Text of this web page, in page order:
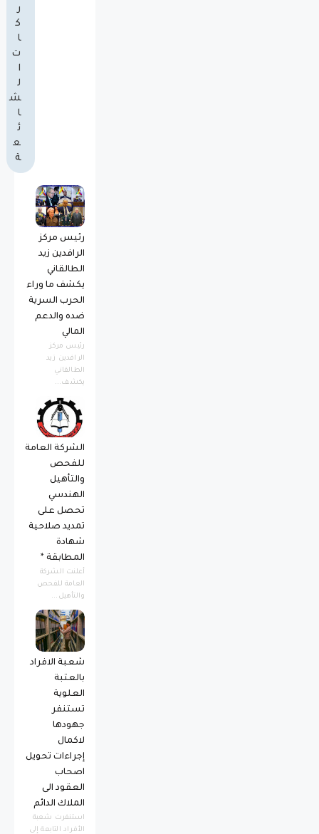
ر
ك
ا
ت
ا
ل
ش
ا
ئ
ع
ة
رئيس مركز
الرافدين زيد
الطالقاني
يكشف ما وراء
الحرب السرية
ضده والدعم
المالي
رئيس مركز
الرافدين زيد
الطالقاني
يكشف...
الشركة العامة
للفحص
والتأهيل
الهندسي
تحصل على
تمديد صلاحية
شهادة
المطابقة *
أعلنت الشركة
العامة للفحص
والتأهيل...
شعبة الافراد
بالعتبة
العلوية
تستنفر
جهودها
لاكمال
إجراءات تحويل
اصحاب
العقود الى
الملاك الدائم
استنفرت شعبة
الأفراد التابعة إلى